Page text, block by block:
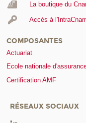
La boutique du
Accès à
COMPOSANTES
Actuariat
Ecole nationale
Certification AMF
RÉSEAUX SOCIAUX